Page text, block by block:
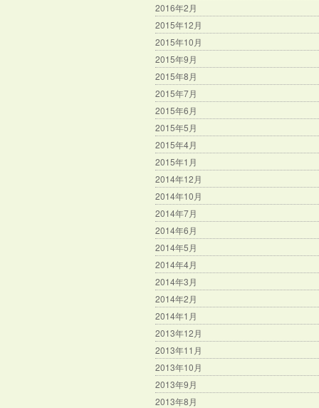
2016年2月
2015年12月
2015年10月
2015年9月
2015年8月
2015年7月
2015年6月
2015年5月
2015年4月
2015年1月
2014年12月
2014年10月
2014年7月
2014年6月
2014年5月
2014年4月
2014年3月
2014年2月
2014年1月
2013年12月
2013年11月
2013年10月
2013年9月
2013年8月